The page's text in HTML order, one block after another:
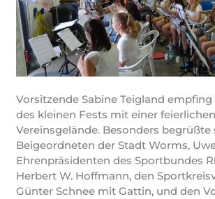
Vorsitzende Sabine Teigland
des kleinen Fests mit einer
Vereinsgelände. Besonders begrüßte
Beigeordneten der Stadt Worms,
Ehrenpräsidenten des Sportbundes
Herbert W. Hoffmann, den
Günter Schnee mit Gattin, und den